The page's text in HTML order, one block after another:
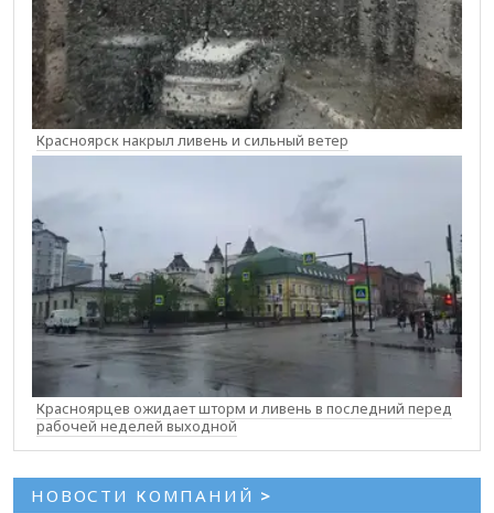
Красноярск накрыл ливень и сильный ветер
Красноярцев ожидает шторм и ливень в последний перед
рабочей неделей выходной
НОВОСТИ КОМПАНИЙ >